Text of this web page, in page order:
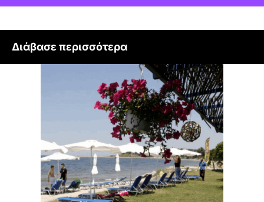
Διάβασε περισσότερα